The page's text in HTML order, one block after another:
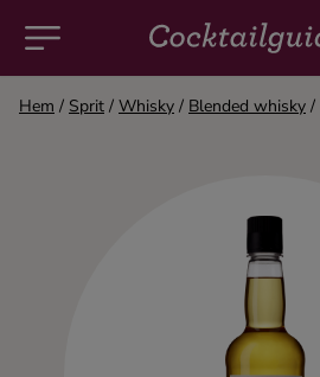
Alla cocktails & drinkar
Hem / Sprit / Whisky / Blended whisky /